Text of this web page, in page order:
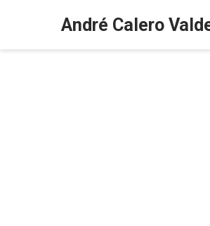
André Calero